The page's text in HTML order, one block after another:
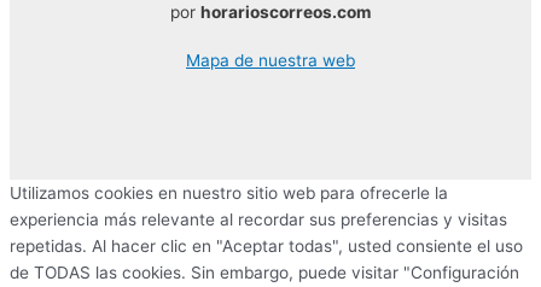
por horarioscorreos.com
Mapa de nuestra web
Utilizamos cookies en nuestro sitio web para ofrecerle la
experiencia más relevante al recordar sus preferencias y visitas
repetidas. Al hacer clic en "Aceptar todas", usted consiente el uso
de TODAS las cookies. Sin embargo, puede visitar "Configuración